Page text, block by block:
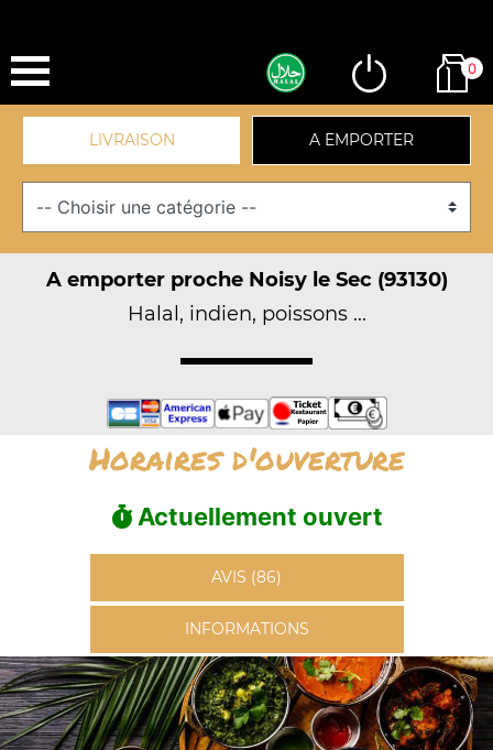
0
LIVRAISON A EMPORTER
A emporter proche Noisy le Sec (93130)
Halal, indien, poissons ...
Horaires d'ouverture
Actuellement ouvert
AVIS (86)
INFORMATIONS